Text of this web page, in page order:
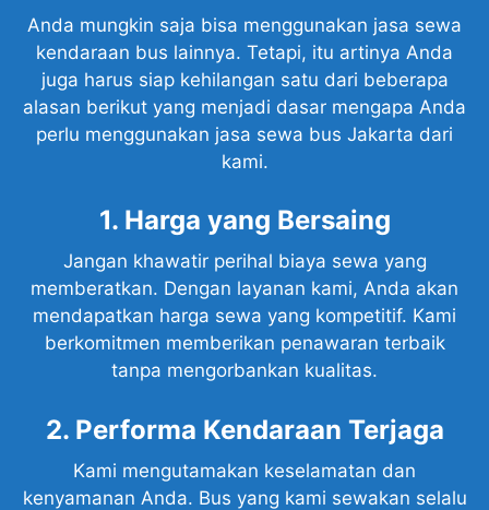
Anda mungkin saja bisa menggunakan jasa sewa
kendaraan bus lainnya. Tetapi, itu artinya Anda
juga harus siap kehilangan satu dari beberapa
alasan berikut yang menjadi dasar mengapa Anda
perlu menggunakan jasa sewa bus Jakarta dari
kami.
1. Harga yang Bersaing
Jangan khawatir perihal biaya sewa yang
memberatkan. Dengan layanan kami, Anda akan
mendapatkan harga sewa yang kompetitif. Kami
berkomitmen memberikan penawaran terbaik
tanpa mengorbankan kualitas.
2. Performa Kendaraan Terjaga
Kami mengutamakan keselamatan dan
kenyamanan Anda. Bus yang kami sewakan selalu